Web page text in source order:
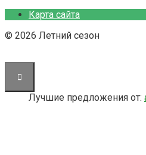
Карта сайта
© 2026 Летний сезон
Лучшие предложения от: